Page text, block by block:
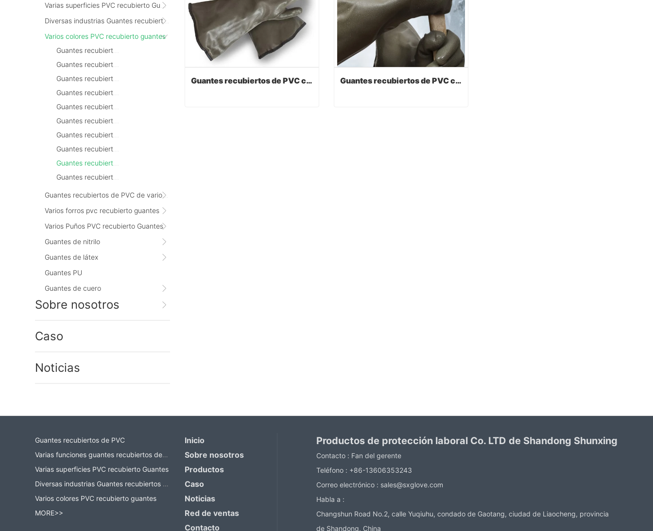
Varias superficies PVC recubierto Guantes
Diversas industrias Guantes recubiertos de PVC
Varios colores PVC recubierto guantes
Guantes recubiertos de PVC de varios tamaños
Varios forros pvc recubierto guantes
Varios Puños PVC recubierto Guantes
Guantes de nitrilo
Guantes de látex
Guantes PU
Guantes de cuero
Sobre nosotros
Caso
Noticias
Guantes recubiertos de PVC con color gris Guantes recubiertos de PVC con color gris
Guantes recubiertos de PVC
Varias funciones guantes recubiertos de PVC
Varias superficies PVC recubierto Guantes
Diversas industrias Guantes recubiertos de PVC
Varios colores PVC recubierto guantes
MORE>>
Inicio
Sobre nosotros
Productos
Caso
Noticias
Red de ventas
Contacto
Productos de protección laboral Co. LTD de Shandong Shunxing
Contacto : Fan del gerente
Teléfono : +86-13606353243
Correo electrónico : sales@sxglove.com
Habla a :
Changshun Road No.2, calle Yuqiuhu, condado de Gaotang, ciudad de Liaocheng, provincia
de Shandong, China